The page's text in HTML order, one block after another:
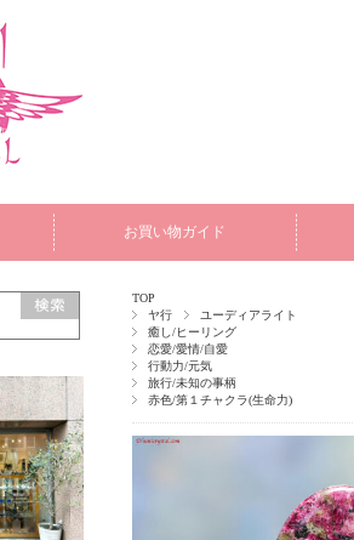
お買い物ガイド
TOP
ヤ行
ユーディアライト
癒し/ヒーリング
恋愛/愛情/自愛
行動力/元気
旅行/未知の事柄
赤色/第１チャクラ(生命力)